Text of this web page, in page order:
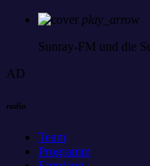
play_arrow
Sunray-FM und die
AD
radio
Team
Programm